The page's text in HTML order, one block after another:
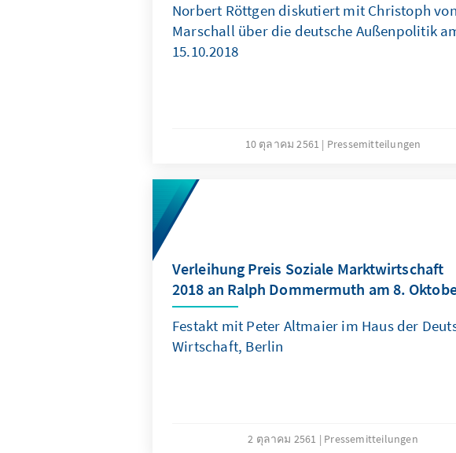
Norbert Röttgen diskutiert mit Christoph von
Marschall über die deutsche Außenpolitik
15.10.2018
10 ตุลาคม 2561 Pressemitteilungen
Verleihung Preis Soziale Marktwirtschaft
2018 an Ralph Dommermuth am 8.
Festakt mit Peter Altmaier im Haus der
Wirtschaft, Berlin
2 ตุลาคม 2561 Pressemitteilungen